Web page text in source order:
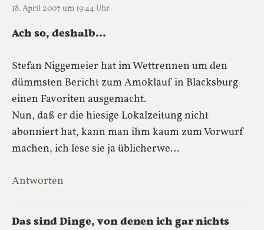
18. April 2007 um 19:44 Uhr
Ach so, deshalb…
Stefan Niggemeier hat im Wettrennen um den
dümmsten Bericht zum Amoklauf in Blacksburg
einen Favoriten ausgemacht.
Nun, daß er die hiesige Lokalzeitung nicht
abonniert hat, kann man ihm kaum zum Vorwurf
machen, ich lese sie ja üblicherwe…
Antworten
Das sind Dinge, von denen ich gar nichts